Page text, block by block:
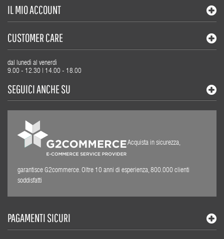
IL MIO ACCOUNT
CUSTOMER CARE
dal lunedì al venerdì
9.00 - 12.30 | 14.00 - 18.00
SEGUICI ANCHE SU
Acquista in sicurezza,
garantisce G2commerce. Oltre 10 anni di esperienza, 800.000 clienti
soddisfatti
PAGAMENTI SICURI